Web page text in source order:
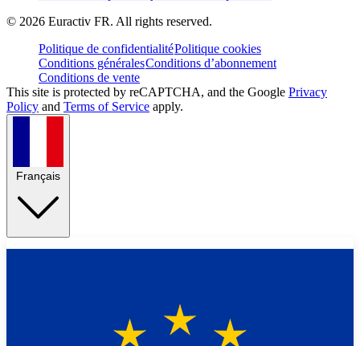
© 2026 Euractiv FR. All rights reserved.
Politique de confidentialitéPolitique cookies
Conditions généralesConditions d’abonnement
Conditions de vente
This site is protected by reCAPTCHA, and the Google Privacy
Policy and Terms of Service apply.
Français